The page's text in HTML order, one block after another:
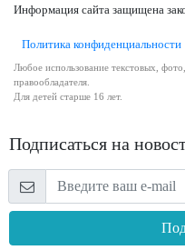
Информация сайта защищена
Политика конфиденциальности
Любое использование текстовых,
правообладателя.
Для детей старше 16 лет.
Подписаться на